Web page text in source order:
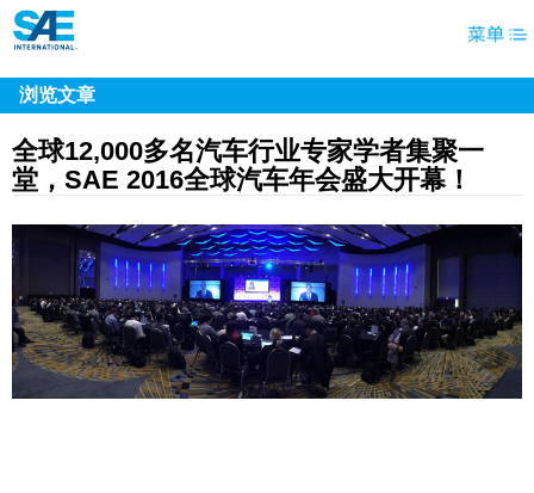
浏览文章
全球12,000多名汽车行业专家学者集聚一
堂，SAE 2016全球汽车年会盛大开幕！